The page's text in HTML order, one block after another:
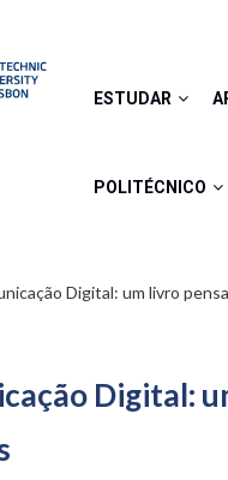
ESTUDAR
POLITÉCNICO
Digital: um livro
Digital: